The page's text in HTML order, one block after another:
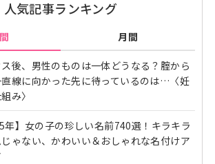
人気記事ランキング
月間
後、男性のものは一体どうなる？腟から
線に向かった先に待っているのは…〈妊
み〉
年】女の子の珍しい名前740選！キラキラ
ゃない、かわいい＆おしゃれな名付けア